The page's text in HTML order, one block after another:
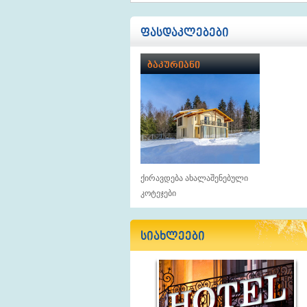
ფასდაკლებები
ბაკურიანი
ქირავდება ახალაშენებული
კოტეჯები
სიახლეები